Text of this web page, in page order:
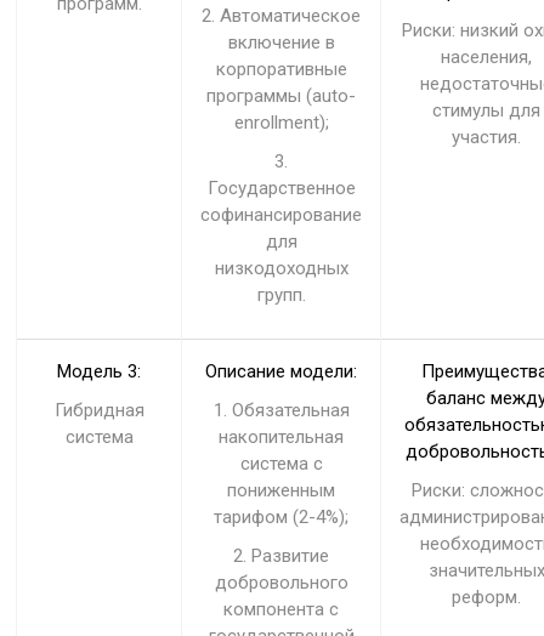
2. Автоматическое
включение в
корпоративные
программы (auto-
enrollment);
3.
Государственное
софинансирование
для
низкодоходных
групп.
Риски: низкий
населения,
стимулы для
участия.
Модель 3:
Гибридная
система
Описание модели:
1. Обязательная
накопительная
система с
пониженным
тарифом (2-4%);
2. Развитие
добровольного
компонента с
баланс
Риски:
значительных
реформ.